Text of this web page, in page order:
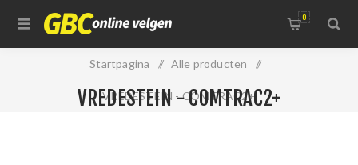
0
Startpagina / Alle producten /
VREDESTEIN - COMTRAC2+
VREDESTEIN - COMTRAC2+